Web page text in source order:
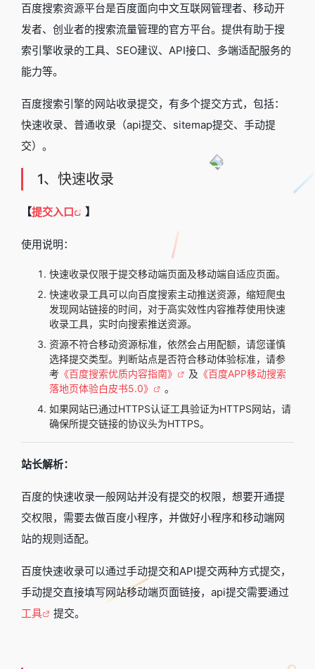
百度搜索资源平台是百度面向中文互联网管理者、移动开
发者、创业者的搜索流量管理的官方平台。提供有助于搜
索引擎收录的工具、SEO建议、API接口、多端适配服务的
能力等。
百度搜索引擎的网站收录提交，有多个提交方式，包括：
快速收录、普通收录（api提交、sitemap提交、手动提
交）。
1、快速收录
【提交入口 】
使用说明：
快速收录仅限于提交移动端页面及移动端自适应页面。
快速收录工具可以向百度搜索主动推送资源，缩短爬虫
发现网站链接的时间，对于高实效性内容推荐使用快速
收录工具，实时向搜索推送资源。
资源不符合移动资源标准，依然会占用配额，请您谨慎
选择提交类型。判断站点是否符合移动体验标准，请参
考 《百度搜索优质内容指南》 及 《百度APP移动搜索
落地页体验白皮书5.0》
。
如果网站已通过HTTPS认证工具验证为HTTPS网站，请
确保所提交链接的协议头为HTTPS。
站长解析：
百度的快速收录一般网站并没有提交的权限，想要开通提
交权限，需要去做百度小程序，并做好小程序和移动端网
站的规则适配。
百度快速收录可以通过手动提交和API提交两种方式提交，
手动提交直接填写网站移动端页面链接，api提交需要通过
工具
提交。